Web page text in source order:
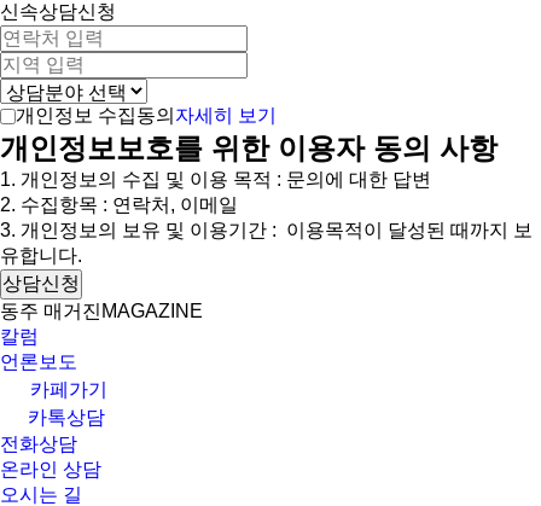
신속상담신청
개인정보 수집동의 자세히 보기
개인정보보호를 위한 이용자 동의 사항
1. 개인정보의 수집 및 이용 목적 : 문의에 대한 답변
2. 수집항목 : 연락처, 이메일
3. 개인정보의 보유 및 이용기간 : 이용목적이 달성된 때까지 보
유합니다.
상담신청
동주 매거진 MAGAZINE
칼럼
언론보도
카페가기
카톡상담
전화상담
온라인 상담
오시는 길